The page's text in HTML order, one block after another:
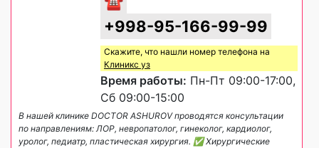
+998-95-166-99-99
Скажите, что нашли номер телефона на
Клиникс уз
Время работы: Пн-Пт 09:00-17:00,
Сб 09:00-15:00
В нашей клинике DOCTOR ASHUROV проводятся консультации
по направлениям: ЛОР, невропатолог, гинеколог, кардиолог,
уролог, педиатр, пластическая хирургия. ✅ Хирургические